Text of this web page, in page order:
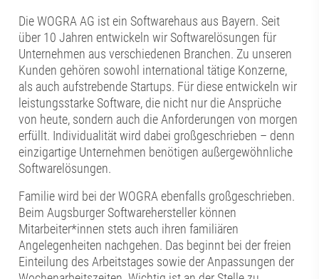
Die WOGRA AG ist ein Softwarehaus aus Bayern. Seit
über 10 Jahren entwickeln wir Softwarelösungen für
Unternehmen aus verschiedenen Branchen. Zu unseren
Kunden gehören sowohl international tätige Konzerne,
als auch aufstrebende Startups. Für diese entwickeln wir
leistungsstarke Software, die nicht nur die Ansprüche
von heute, sondern auch die Anforderungen von morgen
erfüllt. Individualität wird dabei großgeschrieben – denn
einzigartige Unternehmen benötigen außergewöhnliche
Softwarelösungen.
Familie wird bei der WOGRA ebenfalls großgeschrieben.
Beim Augsburger Softwarehersteller können
Mitarbeiter*innen stets auch ihren familiären
Angelegenheiten nachgehen. Das beginnt bei der freien
Einteilung des Arbeitstages sowie der Anpassungen der